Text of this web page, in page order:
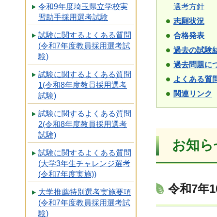
令和9年度埼玉県立学校実
習助手採用選考試験
試験に関するよくある質問
(令和7年度教員採用選考試
験)
試験に関するよくある質問
1(令和8年度教員採用選考
試験)
試験に関するよくある質問
2(令和8年度教員採用選考
試験)
試験に関するよくある質問
(大学3年生チャレンジ選考
(令和7年度実施))
大学推薦特別選考実施要項
(令和7年度教員採用選考試
験)
選考方針
志願状況
合格発表
過去の試験
過去問題に
よくある質
関連リンク
お知
令和7年